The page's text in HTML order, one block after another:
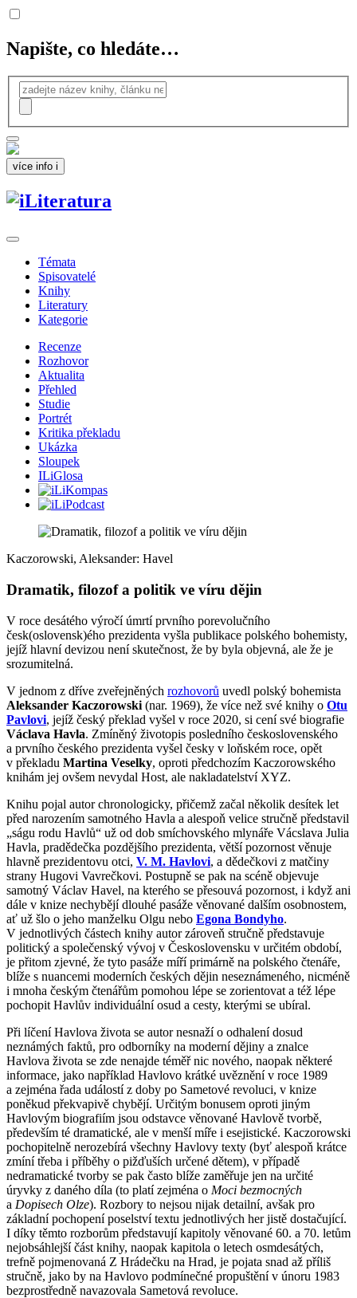
Napište, co hledáte…
více info i
Témata
Spisovatelé
Knihy
Literatury
Kategorie
Recenze
Rozhovor
Aktualita
Přehled
Studie
Portrét
Kritika překladu
Ukázka
Sloupek
ILiGlosa
Kaczorowski, Aleksander: Havel
Dramatik, filozof a politik ve víru dějin
V roce desátého výročí úmrtí prvního porevolučního
česk(oslovensk)ého prezidenta vyšla publikace polského bohemisty,
jejíž hlavní devizou není skutečnost, že by byla objevná, ale že je
srozumitelná.
V jednom z dříve zveřejněných rozhovorů uvedl polský bohemista
Aleksander Kaczorowski (nar. 1969), že více než své knihy o Otu
Pavlovi, jejíž český překlad vyšel v roce 2020, si cení své biografie
Václava Havla. Zmíněný životopis posledního československého
a prvního českého prezidenta vyšel česky v loňském roce, opět
v překladu Martina Veselky, oproti předchozím Kaczorowského
knihám jej ovšem nevydal Host, ale nakladatelství XYZ.
Knihu pojal autor chronologicky, přičemž začal několik desítek let
před narozením samotného Havla a alespoň velice stručně představil
„ságu rodu Havlů“ už od dob smíchovského mlynáře Vácslava Julia
Havla, pradědečka pozdějšího prezidenta, větší pozornost věnuje
hlavně prezidentovu otci, V. M. Havlovi, a dědečkovi z matčiny
strany Hugovi Vavrečkovi. Postupně se pak na scéně objevuje
samotný Václav Havel, na kterého se přesouvá pozornost, i když ani
dále v knize nechybějí dlouhé pasáže věnované dalším osobnostem,
ať už šlo o jeho manželku Olgu nebo Egona Bondyho.
V jednotlivých částech knihy autor zároveň stručně představuje
politický a společenský vývoj v Československu v určitém období,
je přitom zjevné, že tyto pasáže míří primárně na polského čtenáře,
blíže s nuancemi moderních českých dějin neseznámeného, nicméně
i mnoha českým čtenářům pomohou lépe se zorientovat a též lépe
pochopit Havlův individuální osud a cesty, kterými se ubíral.
Při líčení Havlova života se autor nesnaží o odhalení dosud
neznámých faktů, pro odborníky na moderní dějiny a znalce
Havlova života se zde nenajde téměř nic nového, naopak některé
informace, jako například Havlovo krátké uvěznění v roce 1989
a zejména řada událostí z doby po Sametové revoluci, v knize
poněkud překvapivě chybějí. Určitým bonusem oproti jiným
Havlovým biografiím jsou odstavce věnované Havlově tvorbě,
především té dramatické, ale v menší míře i esejistické. Kaczorowski
pochopitelně nerozebírá všechny Havlovy texty (byť alespoň krátce
zmíní třeba i příběhy o pižďuších určené dětem), v případě
nedramatické tvorby se pak často blíže zaměřuje jen na určité
úryvky z daného díla (to platí zejména o Moci bezmocných
a Dopisech Olze). Rozbory to nejsou nijak detailní, avšak pro
základní pochopení poselství textu jednotlivých her jistě dostačující.
I díky těmto rozborům představují kapitoly věnované 60. a 70. letům
nejobsáhlejší část knihy, naopak kapitola o letech osmdesátých,
trefně pojmenovaná Z Hrádečku na Hrad, je pojata snad až příliš
stručně, jako by na Havlovo podmínečné propuštění v únoru 1983
bezprostředně navazovala Sametová revoluce.